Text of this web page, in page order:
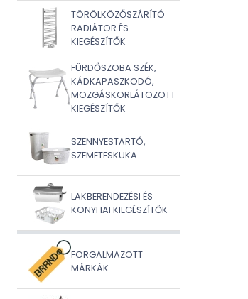
TÖRÖLKÖZŐSZÁRÍTÓ
RADIÁTOR ÉS
KIEGÉSZÍTŐK
FÜRDŐSZOBA SZÉK,
KÁDKAPASZKODÓ,
MOZGÁSKORLÁTOZOTT
KIEGÉSZÍTŐK
SZENNYESTARTÓ,
SZEMETESKUKA
LAKBERENDEZÉSI ÉS
KONYHAI KIEGÉSZÍTŐK
FORGALMAZOTT
MÁRKÁK